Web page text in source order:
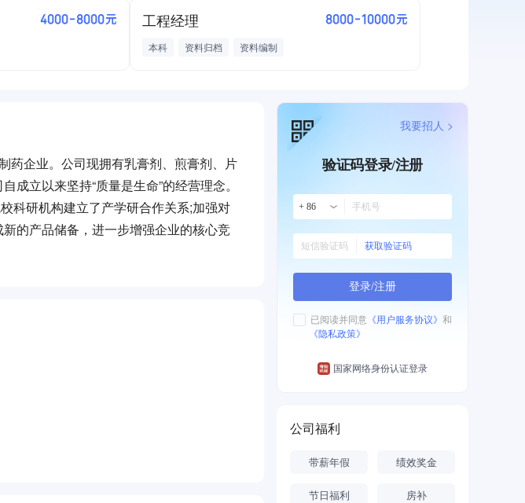
4000-8000元 工程经理 8000-10000元
本科 资料归档 资料编制
药企业。公司现拥有乳膏剂、煎膏剂、片
立以来坚持“质量是生命”的经营理念。
科研机构建立了产学研合作关系;加强对
的产品储备，进一步增强企业的核心竞
助医联体、用药指南做推广，完善终端资
病”的理念;增设配套设施，扶植相关产业
养生产业的配套发展。
制药企业”为愿景，发扬团结、高效、
道路上不忘初心、砥砺前行。
验证码登录/注册
+ 86
获取验证码
登录/注册
已阅读并同意 《用户服务协议》 和
《隐私政策》
国家网络身份认证登录
我要招人 >
公司福利
带薪年假 绩效奖金
节日福利 房补